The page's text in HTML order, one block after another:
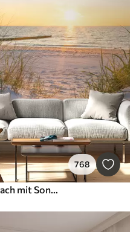
768
Photo/Panorama Dunes Beach mit Sonnenuntergang